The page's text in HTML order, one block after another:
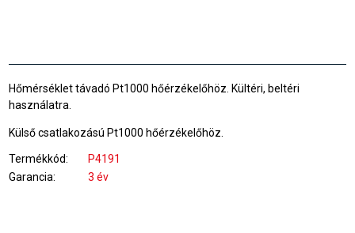
Hőmérséklet távadó Pt1000 hőérzékelőhöz. Kültéri, beltéri
használatra.
Külső csatlakozású Pt1000 hőérzékelőhöz.
Termékkód
P4191
Garancia
3 év